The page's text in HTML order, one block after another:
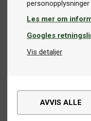
Les mer om
Googles
Vis detaljer
AVVIS ALLE